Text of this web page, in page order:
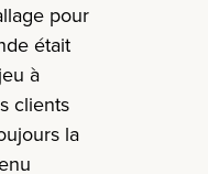
pour
était
à
clients
la